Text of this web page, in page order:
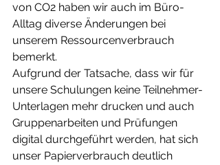
von CO2 haben wir auch im Büro-
Alltag diverse Änderungen bei
unserem Ressourcenverbrauch
bemerkt.
Aufgrund der Tatsache, dass wir für
unsere Schulungen keine Teilnehmer-
Unterlagen mehr drucken und auch
Gruppenarbeiten und Prüfungen
digital durchgeführt werden, hat sich
unser Papierverbrauch deutlich